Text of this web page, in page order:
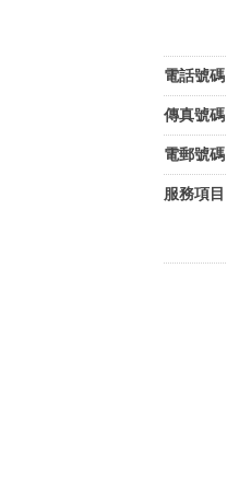
電話號碼
傳真號碼
電郵號碼
服務項目